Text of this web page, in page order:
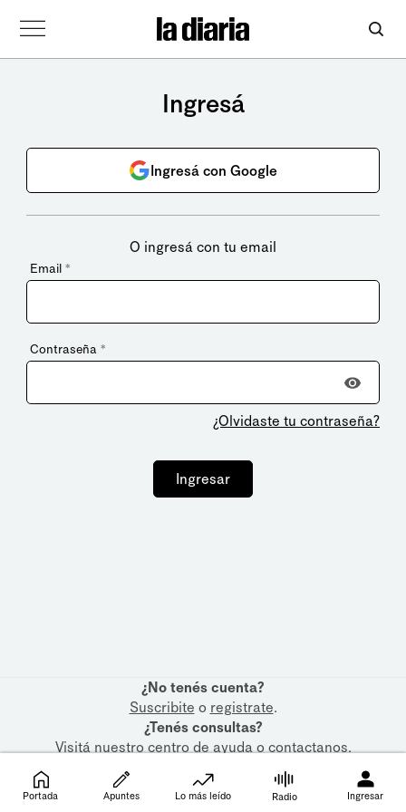
Ingresá
Ingresá con Google
O ingresá con tu email
Email *
Contraseña *
¿Olvidaste tu contraseña?
Ingresar
¿No tenés cuenta?
Suscribite o registrate.
¿Tenés consultas?
Visitá nuestrocentro de ayudaocontactanos.
Portada Apuntes Lo más leído Radio Ingresar